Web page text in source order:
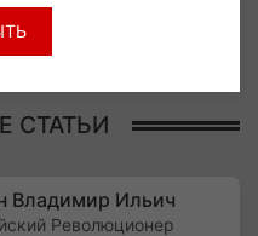
СТАТЬИ
Владимир Ильич
Революционер